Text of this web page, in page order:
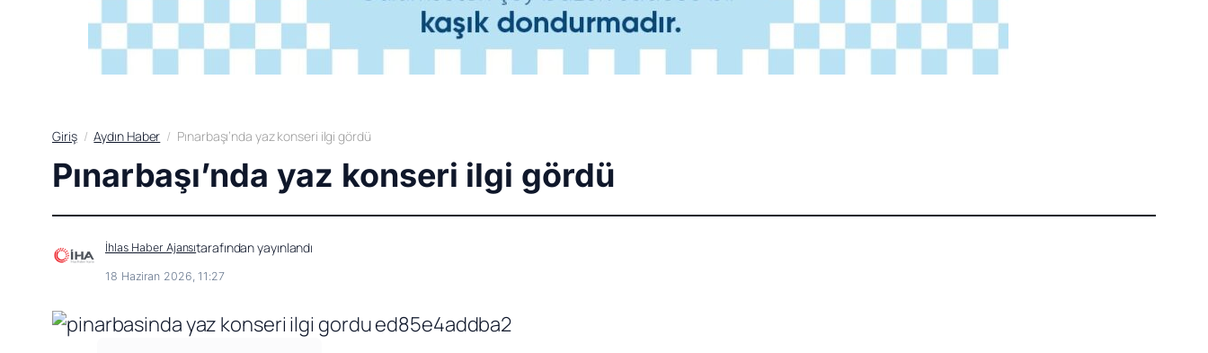
Giriş Aydın Haber Pınarbaşı’nda yaz konseri ilgi gördü
Pınarbaşı’nda yaz konseri ilgi gördü
İhlas Haber Ajansıtarafından yayınlandı
18 Haziran 2026, 11:27